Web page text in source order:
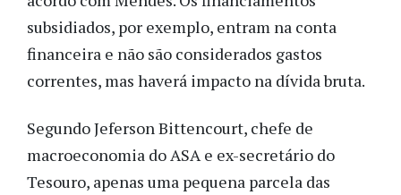
subsidiados, por exemplo, entram na conta
financeira e não são considerados gastos
correntes, mas haverá impacto na dívida bruta.
Segundo Jeferson Bittencourt, chefe de
macroeconomia do ASA e ex-secretário do
Tesouro, apenas uma pequena parcela das